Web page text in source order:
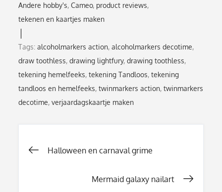
Andere hobby's Cameo product reviews
tekenen en kaartjes maken
Tags:alcoholmarkers action,alcoholmarkers decotime,
draw toothless,drawing lightfury,drawing toothless,
tekening hemelfeeks,tekening Tandloos,tekening
tandloos en hemelfeeks,twinmarkers action,twinmarkers
decotime,verjaardagskaartje maken
Halloween en carnaval grime
Mermaid galaxy nailart